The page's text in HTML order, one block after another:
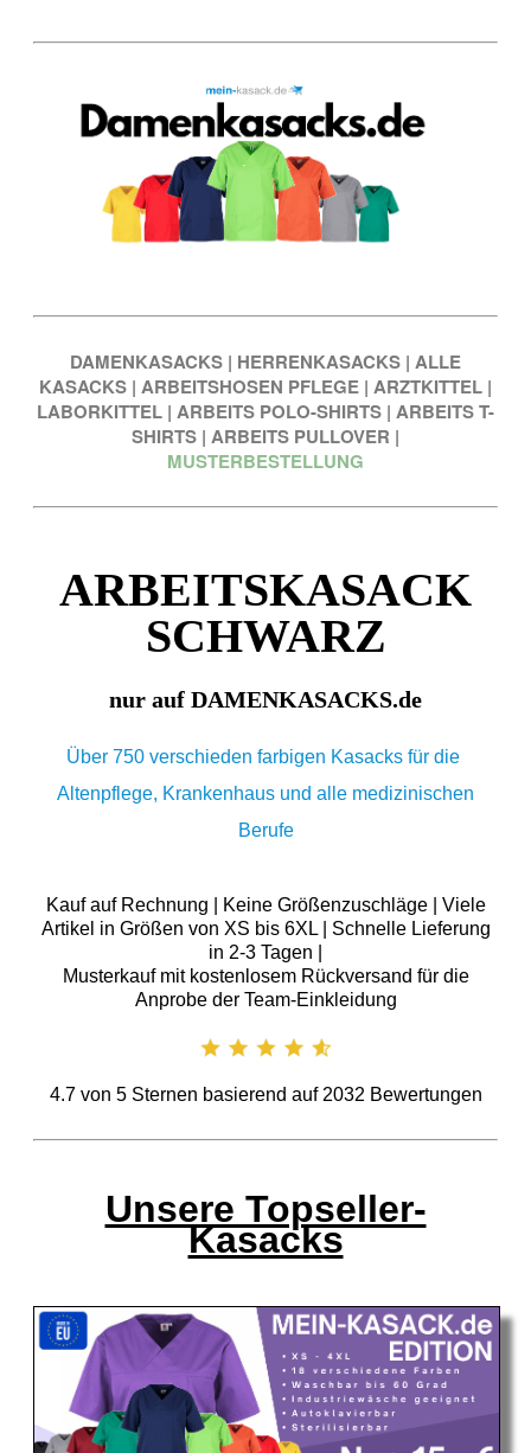
DAMENKASACKS | HERRENKASACKS | ALLE
KASACKS | ARBEITSHOSEN PFLEGE | ARZTKITTEL |
LABORKITTEL | ARBEITS POLO-SHIRTS | ARBEITS T-
SHIRTS | ARBEITS PULLOVER |
MUSTERBESTELLUNG
ARBEITSKASACK
SCHWARZ
nur auf DAMENKASACKS.de
Über 750 verschieden farbigen Kasacks für die
Altenpflege, Krankenhaus und alle medizinischen
Berufe
Kauf auf Rechnung | Keine Größenzuschläge | Viele
Artikel in Größen von XS bis 6XL | Schnelle Lieferung
in 2-3 Tagen |
Musterkauf mit kostenlosem Rückversand für die
Anprobe der Team-Einkleidung
4.7von 5Sternen basierend auf 2032 Bewertungen
Unsere Topseller-
Kasacks